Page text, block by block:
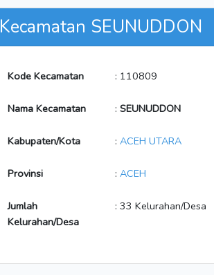
Kecamatan SEUNUDDON
Kode Kecamatan : 110809
Nama Kecamatan : SEUNUDDON
Kabupaten/Kota : ACEH UTARA
Provinsi : ACEH
Jumlah
Kelurahan/Desa
: 33 Kelurahan/Desa